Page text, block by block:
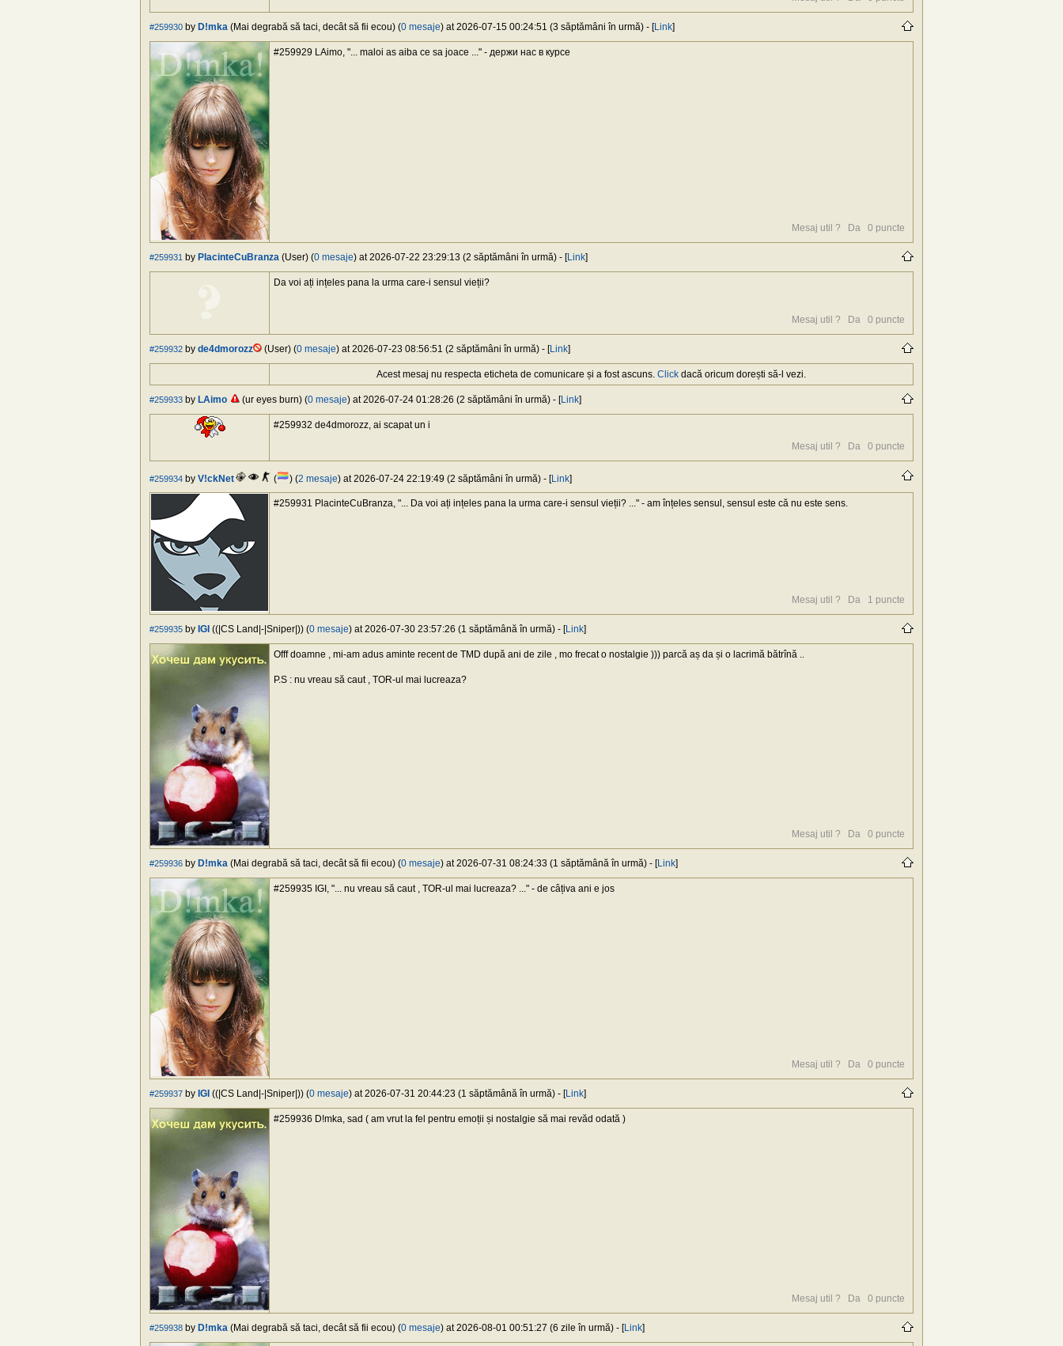
#259930 by D!mka (Mai degrabă să taci, decât să fii ecou) (0 mesaje) at 2026-07-15 00:24:51 (3 săptămâni în urmă) - [Link]
#259929 LAimo, "... maloi as aiba ce sa joace ..." - держи нас в курсе
Mesaj util ? Da 0 puncte
#259931 by PlacinteCuBranza (User) (0 mesaje) at 2026-07-22 23:29:13 (2 săptămâni în urmă) - [Link]
Da voi ați ințeles pana la urma care-i sensul vieții?
Mesaj util ? Da 0 puncte
#259932 by de4dmorozz (User) (0 mesaje) at 2026-07-23 08:56:51 (2 săptămâni în urmă) - [Link]
Acest mesaj nu respecta eticheta de comunicare și a fost ascuns. Click dacă oricum dorești să-l vezi.
#259933 by LAimo (ur eyes burn) (0 mesaje) at 2026-07-24 01:28:26 (2 săptămâni în urmă) - [Link]
#259932 de4dmorozz, ai scapat un i
Mesaj util ?
Da 0 puncte
#259934 by V!ckNet ( ) (2 mesaje) at 2026-07-24 22:19:49 (2 săptămâni în urmă) - [Link]
#259931 PlacinteCuBranza, "... Da voi ați ințeles pana la urma care-i sensul vieții? ..." - am înțeles sensul, sensul este că nu este sens.
Mesaj util ? Da 1 puncte
#259935 by IGI ((|CS Land|-|Sniper|)) (0 mesaje) at 2026-07-30 23:57:26 (1 săptămână în urmă) - [Link]
Offf doamne , mi-am adus aminte recent de TMD după ani de zile , mo frecat o nostalgie ))) parcă aș da și o lacrimă bătrînă ..
P.S : nu vreau să caut , TOR-ul mai lucreaza?
Mesaj util ? Da 0 puncte
#259936 by D!mka (Mai degrabă să taci, decât să fii ecou) (0 mesaje) at 2026-07-31 08:24:33 (1 săptămână în urmă) - [Link]
#259935 IGI, "... nu vreau să caut , TOR-ul mai lucreaza? ..." - de câțiva ani e jos
Mesaj util ? Da 0 puncte
#259937 by IGI ((|CS Land|-|Sniper|)) (0 mesaje) at 2026-07-31 20:44:23 (1 săptămână în urmă) - [Link]
#259936 D!mka, sad ( am vrut la fel pentru emoții și nostalgie să mai revăd odată )
Mesaj util ? Da 0 puncte
#259938 by D!mka (Mai degrabă să taci, decât să fii ecou) (0 mesaje) at 2026-08-01 00:51:27 (6 zile în urmă) - [Link]